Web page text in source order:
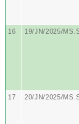
16
19/JN/2025/
17
20/JN/2025/